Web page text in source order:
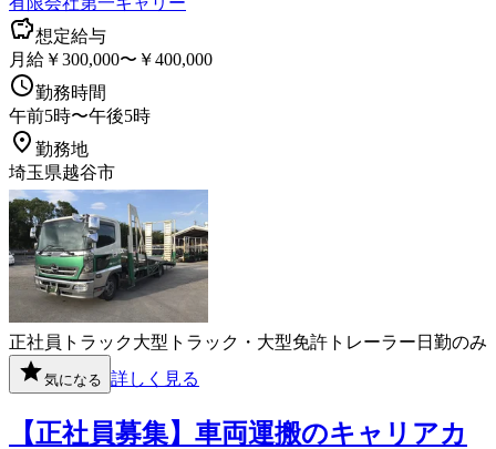
想定給与
月給￥300,000〜￥400,000
勤務時間
午前5時〜午後5時
勤務地
埼玉県越谷市
正社員 トラック大型トラック・大型免許 トレーラー 日勤のみ
気になる 詳しく見る
【正社員募集】車両運搬のキャリアカ